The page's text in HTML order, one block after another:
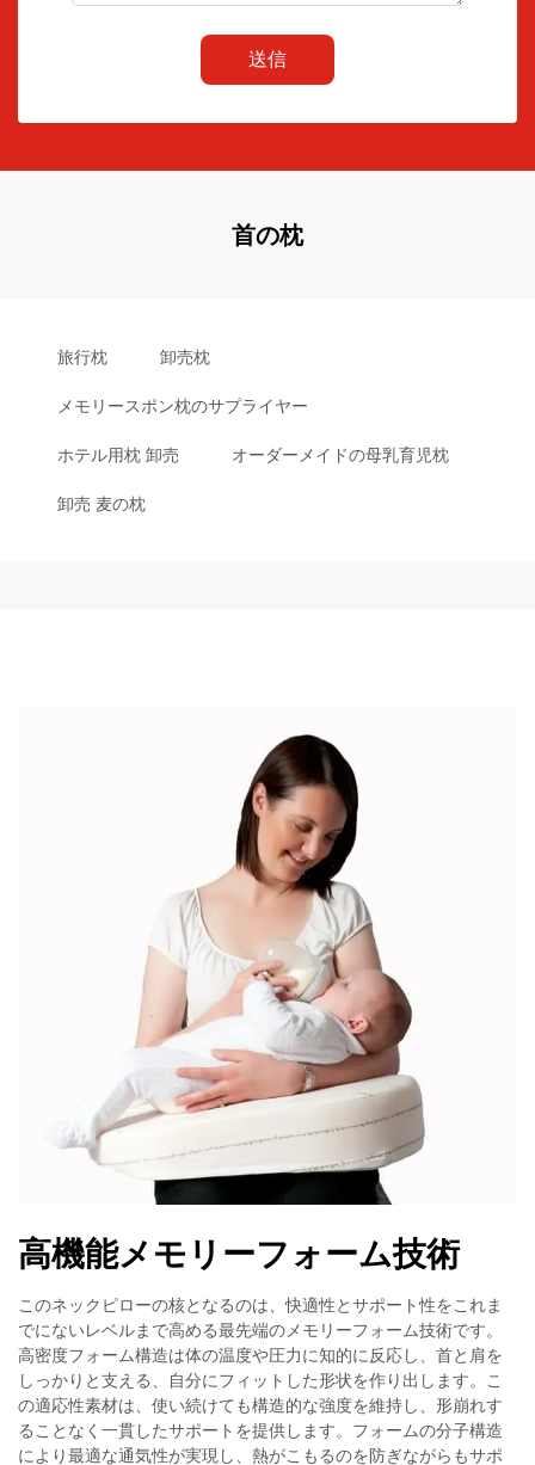
送信
首の枕
旅行枕 卸売枕
メモリースポン枕のサプライヤー
ホテル用枕 卸売 オーダーメイドの母乳育児枕
卸売 麦の枕
高機能メモリーフォーム技術
このネックピローの核となるのは、快適性とサポート性をこれま
でにないレベルまで高める最先端のメモリーフォーム技術です。
高密度フォーム構造は体の温度や圧力に知的に反応し、首と肩を
しっかりと支える、自分にフィットした形状を作り出します。こ
の適応性素材は、使い続けても構造的な強度を維持し、形崩れす
ることなく一貫したサポートを提供します。フォームの分子構造
により最適な通気性が実現し、熱がこもるのを防ぎながらもサポ